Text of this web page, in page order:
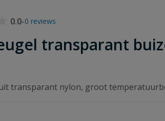
0.0-0 reviews
transparant
transparant nylon, groot